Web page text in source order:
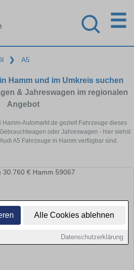
Alle Cookies ablehnen
Datenschutzerklärung
☰
❯ A5
Hamm und im Umkreis suchen
& Jahreswagen im regionalen
Angebot
Hamm-Automarkt.de gezielt Fahrzeuge dieses
oder Jahreswagen - hier siehst
A5 Fahrzeuge in Hamm verfügbar sind.